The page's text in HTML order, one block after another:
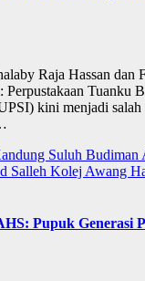
Raja Hassan dan
Tuanku
kini menjadi salah
Suluh Budiman
Salleh Kolej Awang
Pupuk Generasi